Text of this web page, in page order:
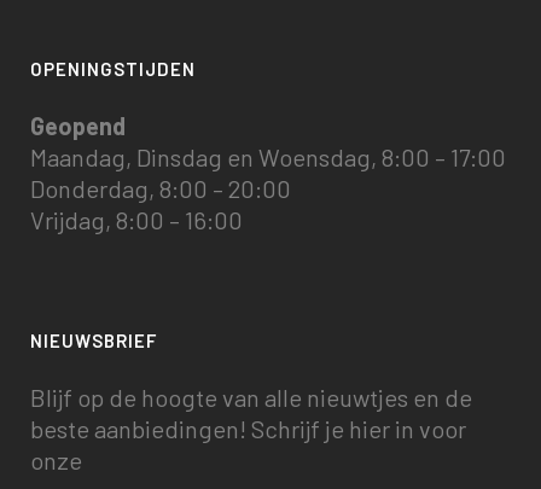
OPENINGSTIJDEN
Geopend
Maandag, Dinsdag en Woensdag, 8:00 – 17:00
Donderdag, 8:00 – 20:00
Vrijdag, 8:00 – 16:00
NIEUWSBRIEF
Blijf op de hoogte van alle nieuwtjes en de
beste aanbiedingen! Schrijf je hier in voor
onze